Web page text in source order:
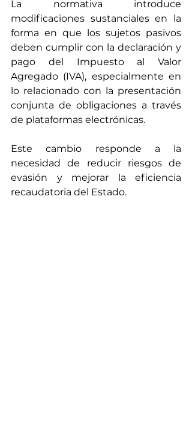
La normativa introduce
modificaciones sustanciales en la
forma en que los sujetos pasivos
deben cumplir con la declaración y
pago del Impuesto al Valor
Agregado (IVA), especialmente en
lo relacionado con la presentación
conjunta de obligaciones a través
de plataformas electrónicas.
Este cambio responde a la
necesidad de reducir riesgos de
evasión y mejorar la eficiencia
recaudatoria del Estado.